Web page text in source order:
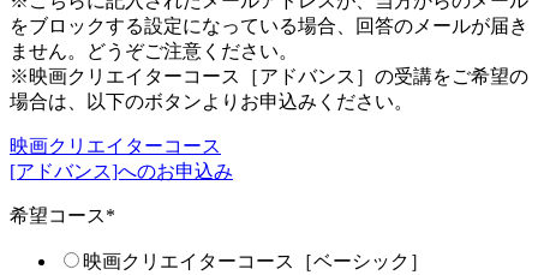
をブロックする設定になっている場合、回答のメールが届き
ません。どうぞご注意ください。
※映画クリエイターコース［アドバンス］の受講をご希望の
場合は、以下のボタンよりお申込みください。
映画クリエイターコース
[アドバンス]へのお申込み
希望コース*
映画クリエイターコース［ベーシック］